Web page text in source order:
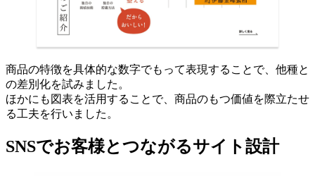
商品の特徴を具体的な数字でもって表現することで、他種と
の差別化を試みました。
ほかにも図表を活用することで、商品のもつ価値を際立たせ
る工夫を行いました。
SNSでお客様とつながるサイト設計